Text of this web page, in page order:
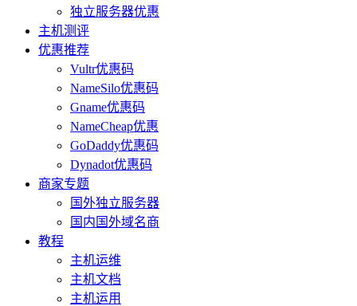
独立服务器优惠
主机测评
优惠推荐
Vultr优惠码
NameSilo优惠码
Gname优惠码
NameCheap优惠
GoDaddy优惠码
Dynadot优惠码
商家专题
国外独立服务器
国内国外域名商
教程
主机运维
主机文档
主机运用